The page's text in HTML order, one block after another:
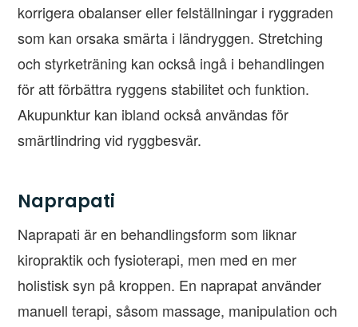
korrigera obalanser eller felställningar i ryggraden
som kan orsaka smärta i ländryggen. Stretching
och styrketräning kan också ingå i behandlingen
för att förbättra ryggens stabilitet och funktion.
Akupunktur kan ibland också användas för
smärtlindring vid ryggbesvär.
Naprapati
Naprapati är en behandlingsform som liknar
kiropraktik och fysioterapi, men med en mer
holistisk syn på kroppen. En naprapat använder
manuell terapi, såsom massage, manipulation och